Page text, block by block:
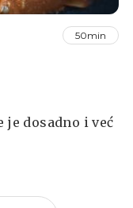
50min
je dosadno i već